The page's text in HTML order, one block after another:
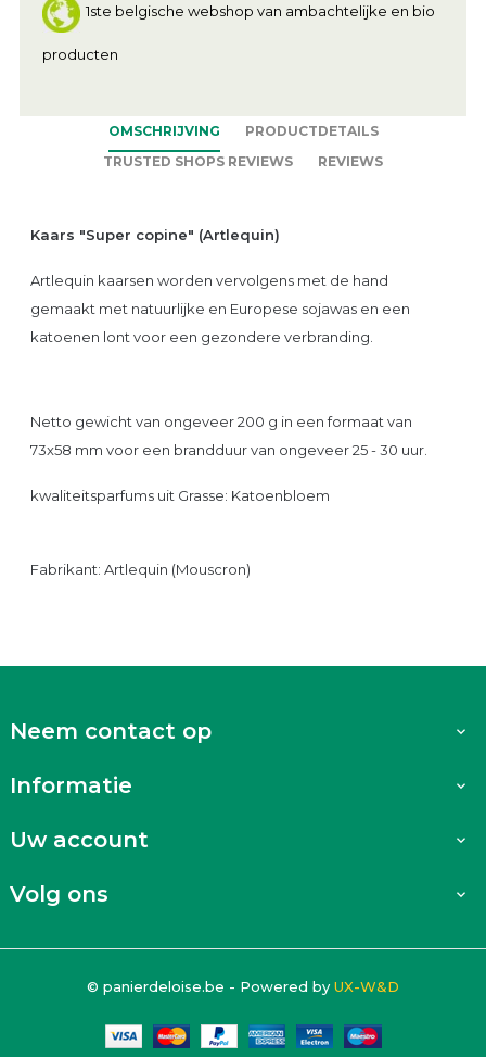
1ste belgische webshop van ambachtelijke en bio
producten
OMSCHRIJVING
PRODUCTDETAILS
TRUSTED SHOPS REVIEWS
REVIEWS
Kaars "Super copine" (Artlequin)
Artlequin kaarsen worden vervolgens met de hand
gemaakt met natuurlijke en Europese sojawas en een
katoenen lont voor een gezondere verbranding.
Netto gewicht van ongeveer 200 g in een formaat van
73x58 mm voor een brandduur van ongeveer 25 - 30 uur.
kwaliteitsparfums uit Grasse: Katoenbloem
Fabrikant: Artlequin (Mouscron)
Neem contact op 
Informatie 
Uw account 
Volg ons 
© panierdeloise.be - Powered by UX-W&D